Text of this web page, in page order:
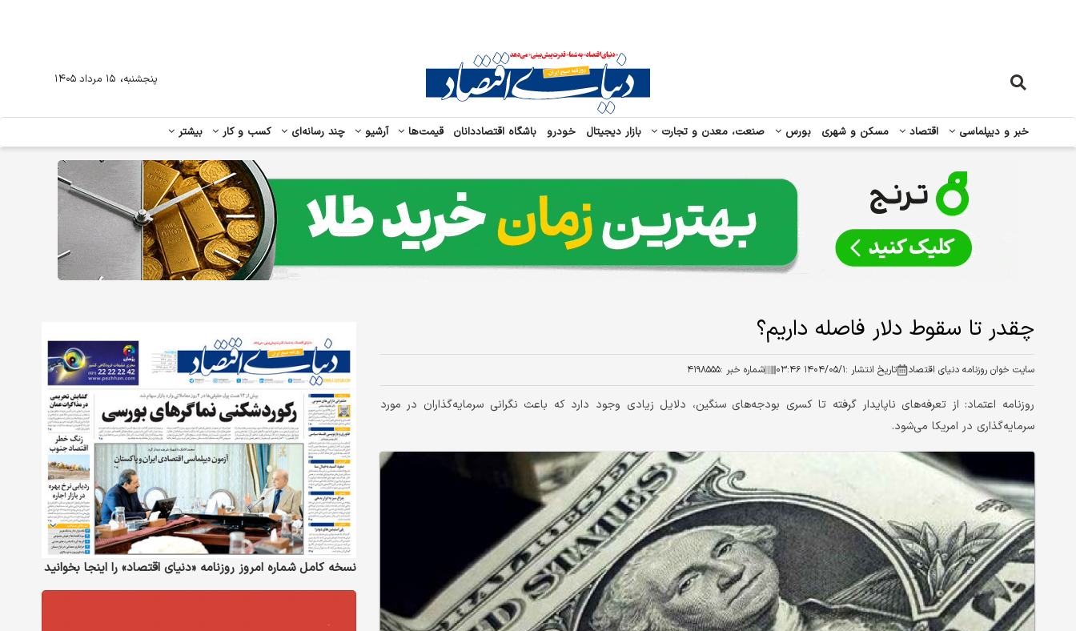
خبر و دیپلماسی اقتصاد مسکن و شهری بورس صنعت، معدن و تجارت بازار دیجیتال خودرو باشگاه اقتصاددانان قیمت‌ها آرشیو چند رسانه‌ای کسب و کار بیشتر
پنجشنبه، ۱۵ مرداد ۱۴۰۵
چقدر تا سقوط دلار فاصله داریم؟
سایت خوان روزنامه دنیای اقتصاد تاریخ انتشار :۱۴۰۴/۰۵/۱ ۰۳:۴۶ شماره خبر :۴۱۹۸۵۵۵
روزنامه اعتماد: از تعرفه‌های ناپایدار گرفته تا کسری بودجه‌های سنگین، دلایل زیادی وجود دارد که باعث نگرانی سرمایه‌گذاران در مورد
سرمایه‌گذاری در امریکا می‌شود.
نسخه کامل شماره امروز روزنامه «دنیای‌ اقتصاد» را اینجا بخوانید